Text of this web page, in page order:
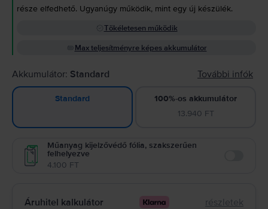
része elfedhető. Ugyanúgy működik, mint egy új készülék.
Tökéletesen működik
Max teljesítményre képes akkumulátor
Akkumulátor: Standard További infók
Standard
100%-os akkumulátor
13.940 FT
Műanyag kijelzővédő fólia, szakszerűen
felhelyezve
4.100 FT
Áruhitel kalkulátor részletek